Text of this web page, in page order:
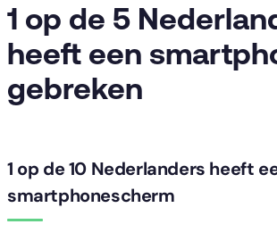
1 op de 5
heeft een
gebreken
1 op de 10 Nederlanders heeft
smartphonescherm